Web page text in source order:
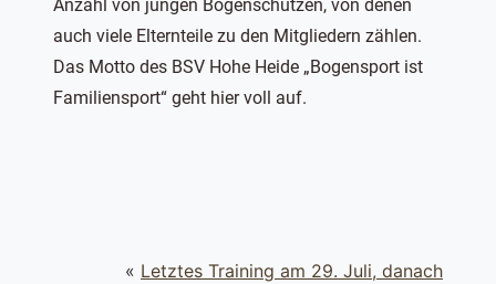
Anzahl von jungen Bogenschützen, von denen
auch viele Elternteile zu den Mitgliedern zählen.
Das Motto des BSV Hohe Heide „Bogensport ist
Familiensport“ geht hier voll auf.
« Letztes Training am 29. Juli, danach